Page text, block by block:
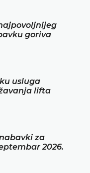
nabavki za
2026.
goriva
usluga
lifta
za
2026.